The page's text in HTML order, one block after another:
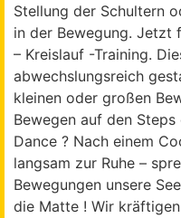
Stellung der Schultern
in der Bewegung. Jetzt
– Kreislauf -Training.
abwechslungsreich
kleinen oder großen
Bewegen auf den
Dance ? Nach einem
langsam zur Ruhe –
Bewegungen unsere
die Matte ! Wir kräftigen